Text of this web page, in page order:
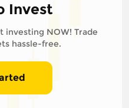
Invest
investing NOW! Trade
hassle-free.